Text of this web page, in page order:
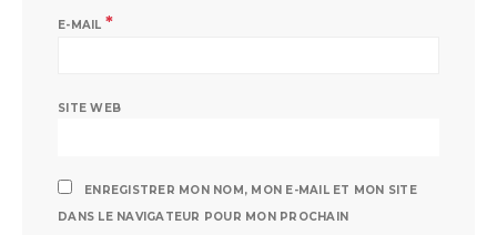
E-MAIL *
SITE WEB
ENREGISTRER MON NOM, MON E-MAIL ET MON SITE
DANS LE NAVIGATEUR POUR MON PROCHAIN